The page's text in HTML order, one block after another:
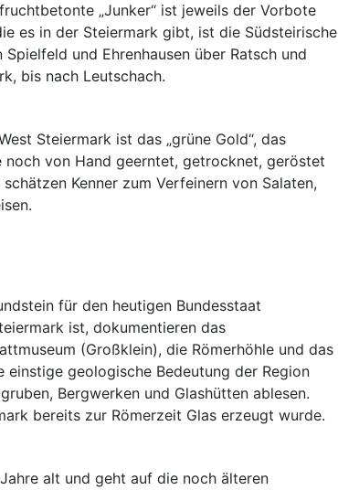
„Junker“ ist jeweils der Vorbote
es in der Steiermark gibt, ist die Südsteirische
und Ehrenhausen über Ratsch und
bis nach Leutschach.
Steiermark ist das „grüne Gold“, das
noch von Hand geerntet, getrocknet, geröstet
Kenner zum Verfeinern von Salaten,
für den heutigen Bundesstaat
ist, dokumentieren das
(Großklein), die Römerhöhle und das
einstige geologische Bedeutung der Region
Bergwerken und Glashütten ablesen.
bereits zur Römerzeit Glas erzeugt wurde.
alt und geht auf die noch älteren